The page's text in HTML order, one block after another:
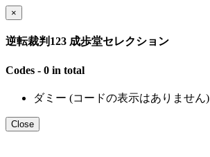
×
逆転裁判123 成歩堂セレクション
Codes - 0 in total
ダミー (コードの表示はありません)
Close